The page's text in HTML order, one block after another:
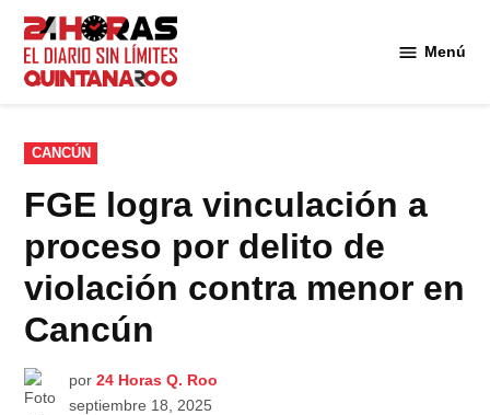
Saltar
contenido
Menú
PUBLICADO
EN
CANCÚN
FGE logra vinculación a
proceso por delito de
violación contra menor en
Cancún
por 24 Horas Q. Roo
septiembre 18, 2025